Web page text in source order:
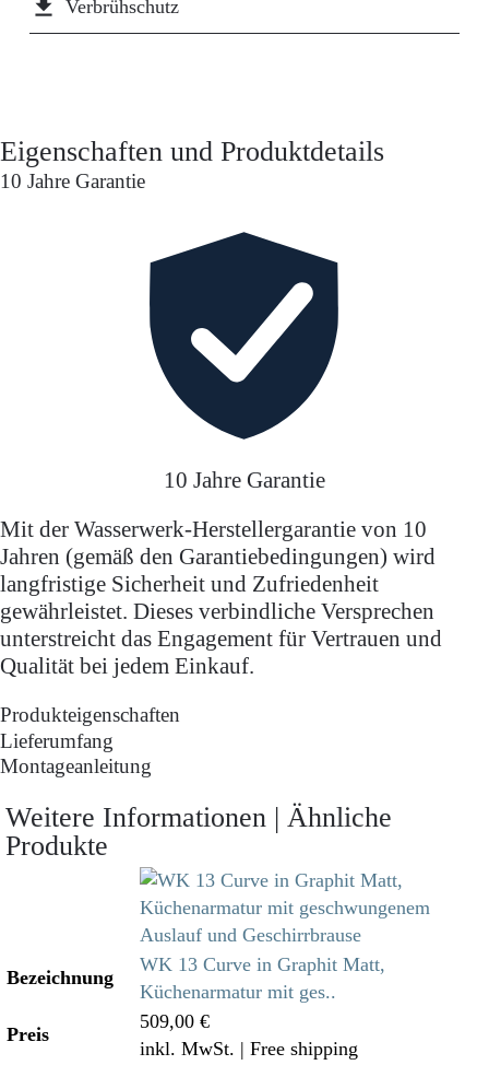
file_download Verbrühschutz
Eigenschaften und Produktdetails
10 Jahre Garantie
10 Jahre Garantie
Mit der Wasserwerk-Herstellergarantie von 10
Jahren (gemäß den Garantiebedingungen) wird
langfristige Sicherheit und Zufriedenheit
gewährleistet. Dieses verbindliche Versprechen
unterstreicht das Engagement für Vertrauen und
Qualität bei jedem Einkauf.
Produkteigenschaften
Lieferumfang
Montageanleitung
Weitere Informationen | Ähnliche
Produkte
Bezeichnung
WK 13 Curve in Graphit Matt,
Küchenarmatur mit ges..
Preis
509,00 €
inkl. MwSt. | Free shipping